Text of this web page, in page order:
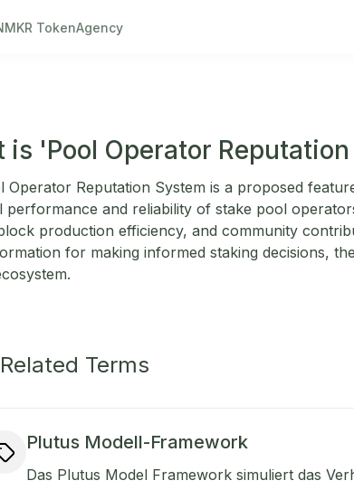
TokenAgency
is 'Pool Operator
Operator Reputation System is a proposed
performance and reliability of stake pool
production efficiency, and community
for making informed staking decisions,
Terms
Plutus Modell-Framework
Das Plutus Model Framework simuliert das